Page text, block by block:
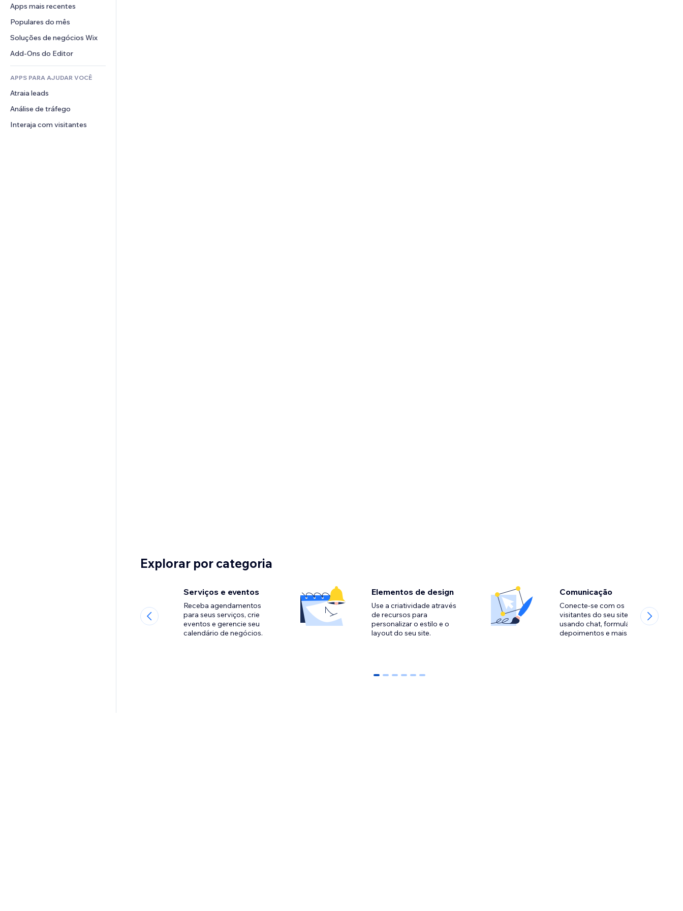
Soluções de armazenamento
PDF
Compartilhamento de arquivos
Notícias
Efeitos de imagem
Botões e menus
Banners e selos
Calculadoras
Busca
Previsão do tempo
Tabelas e gráficos
Chat
Comentários
Telefone
Comunidade
Avaliações e depoimentos
CRM
Apps mais recentes
Populares do mês
Soluções de negócios Wix
Add-Ons do Editor
APPS PARA AJUDAR VOCÊ
Atraia leads
Análise de tráfego
Interaja com visitantes
Explorar por categoria
Serviços e eventos
Receba agendamentos
para seus serviços, crie
eventos e gerencie seu
calendário de negócios.
Elementos de design
Use a criatividade através
de recursos para
personalizar o estilo e o
Comunicação
Conecte-se com os
visitantes do seu site
usando chat, formulários,
depoimentos e mais.
0 1 2 3 4 5